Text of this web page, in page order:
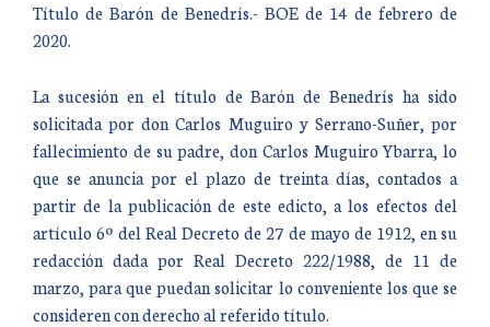
Título de Barón de Benedrís.- BOE de 14 de febrero de
2020.
La sucesión en el título de Barón de Benedrís ha sido
solicitada por don Carlos Muguiro y Serrano-Suñer, por
fallecimiento de su padre, don Carlos Muguiro Ybarra, lo
que se anuncia por el plazo de treinta días, contados a
partir de la publicación de este edicto, a los efectos del
artículo 6º del Real Decreto de 27 de mayo de 1912, en su
redacción dada por Real Decreto 222/1988, de 11 de
marzo, para que puedan solicitar lo conveniente los que se
consideren con derecho al referido título.